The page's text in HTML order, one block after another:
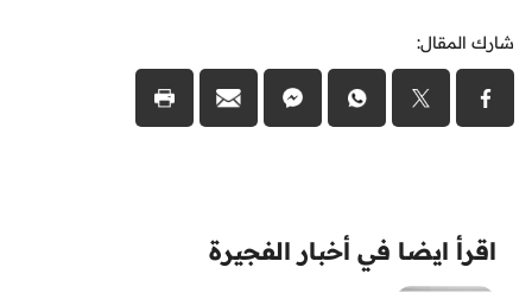
شارك المقال:
اقرأ ايضا في أخبار الفجيرة